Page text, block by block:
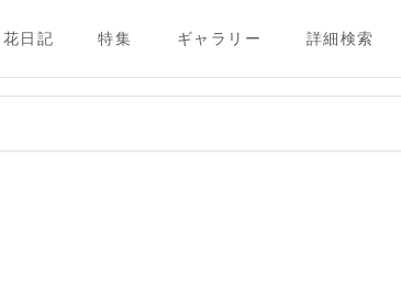
花日記 特集 ギャラリー 詳細検索